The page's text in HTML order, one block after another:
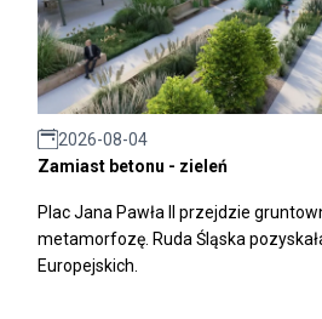
2026-08-04
Zamiast betonu - zieleń
Plac Jana Pawła II przejdzie
metamorfozę. Ruda Śląska
Europejskich.